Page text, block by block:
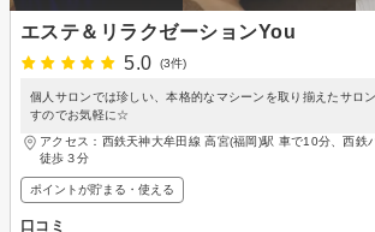
エステ＆リラクゼーションYou
5.0
(3件)
個人サロンでは珍しい、本格的なマシーンを取り揃えたサロ
すのでお気軽に☆
アクセス：西鉄天神大牟田線 高宮(福岡)駅 車で10分、西鉄
徒歩３分
ポイントが貯まる・使える
口コミ